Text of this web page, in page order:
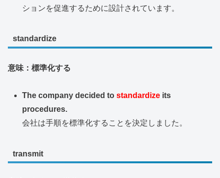
ションを促進するために設計されています。
standardize
意味：標準化する
The company decided tostandardize its
procedures.
会社は手順を標準化することを決定しました。
transmit